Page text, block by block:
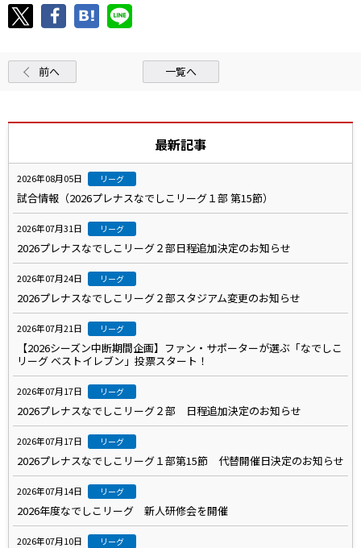
前へ 一覧へ
最新記事
2026年08月05日 リーグ
試合情報（2026プレナスなでしこリーグ１部 第15節）
2026年07月31日 リーグ
2026プレナスなでしこリーグ２部日程追加決定のお知らせ
2026年07月24日 リーグ
2026プレナスなでしこリーグ２部スタジアム変更のお知らせ
2026年07月21日 リーグ
【2026シーズン中断期間企画】ファン・サポーターが選ぶ「なでしこ
リーグ ベストイレブン」投票スタート！
2026年07月17日 リーグ
2026プレナスなでしこリーグ２部 日程追加決定のお知らせ
2026年07月17日 リーグ
2026プレナスなでしこリーグ１部第15節 代替開催日決定のお知らせ
2026年07月14日 リーグ
2026年度なでしこリーグ 新人研修会を開催
2026年07月10日 リーグ